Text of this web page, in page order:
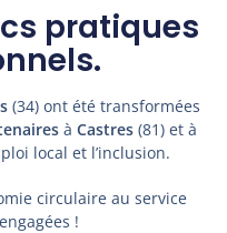
pratiques
(34) ont été transformées
à Castres (81) et à
local et l’inclusion.
circulaire au service
!